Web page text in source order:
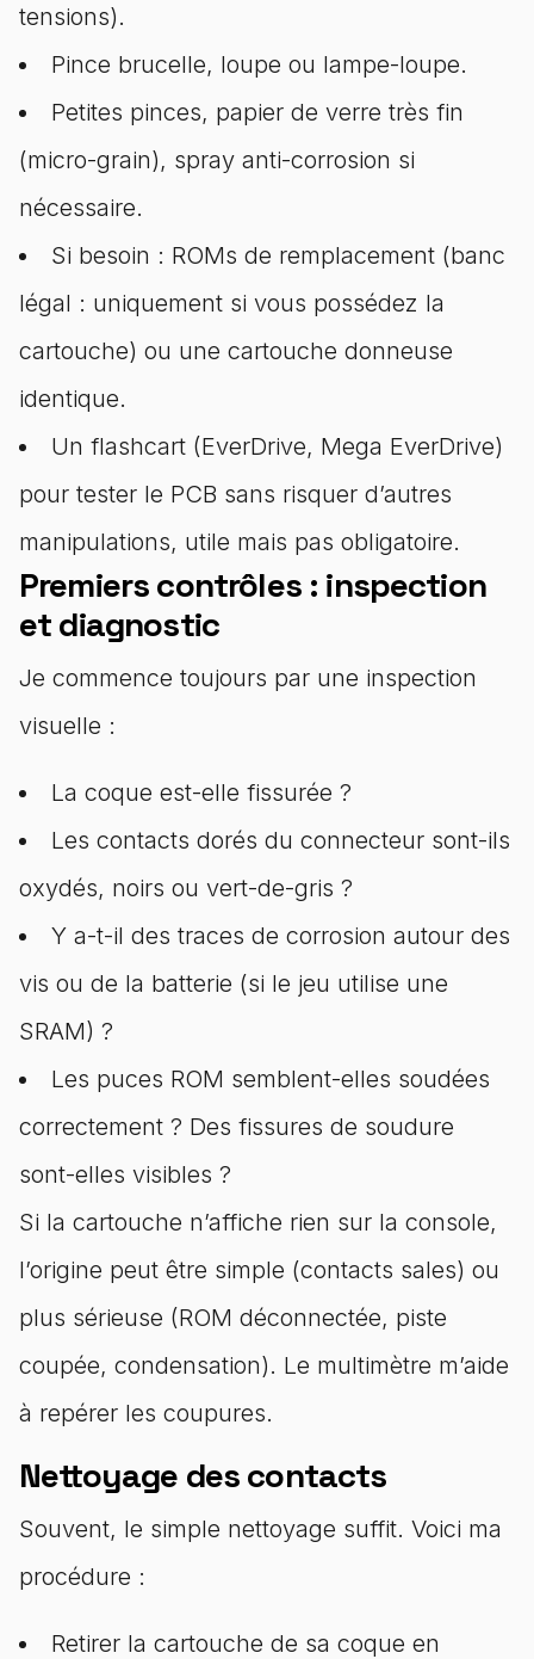
tensions).
Pince brucelle, loupe ou lampe-loupe.
Petites pinces, papier de verre très fin
(micro-grain), spray anti-corrosion si
nécessaire.
Si besoin : ROMs de remplacement (banc
légal : uniquement si vous possédez la
cartouche) ou une cartouche donneuse
identique.
Un flashcart (EverDrive, Mega EverDrive)
pour tester le PCB sans risquer d’autres
manipulations, utile mais pas obligatoire.
Premiers contrôles : inspection
et diagnostic
Je commence toujours par une inspection
visuelle :
La coque est-elle fissurée ?
Les contacts dorés du connecteur sont-ils
oxydés, noirs ou vert-de-gris ?
Y a-t-il des traces de corrosion autour des
vis ou de la batterie (si le jeu utilise une
SRAM) ?
Les puces ROM semblent-elles soudées
correctement ? Des fissures de soudure
sont-elles visibles ?
Si la cartouche n’affiche rien sur la console,
l’origine peut être simple (contacts sales) ou
plus sérieuse (ROM déconnectée, piste
coupée, condensation). Le multimètre m’aide
à repérer les coupures.
Nettoyage des contacts
Souvent, le simple nettoyage suffit. Voici ma
procédure :
Retirer la cartouche de sa coque en